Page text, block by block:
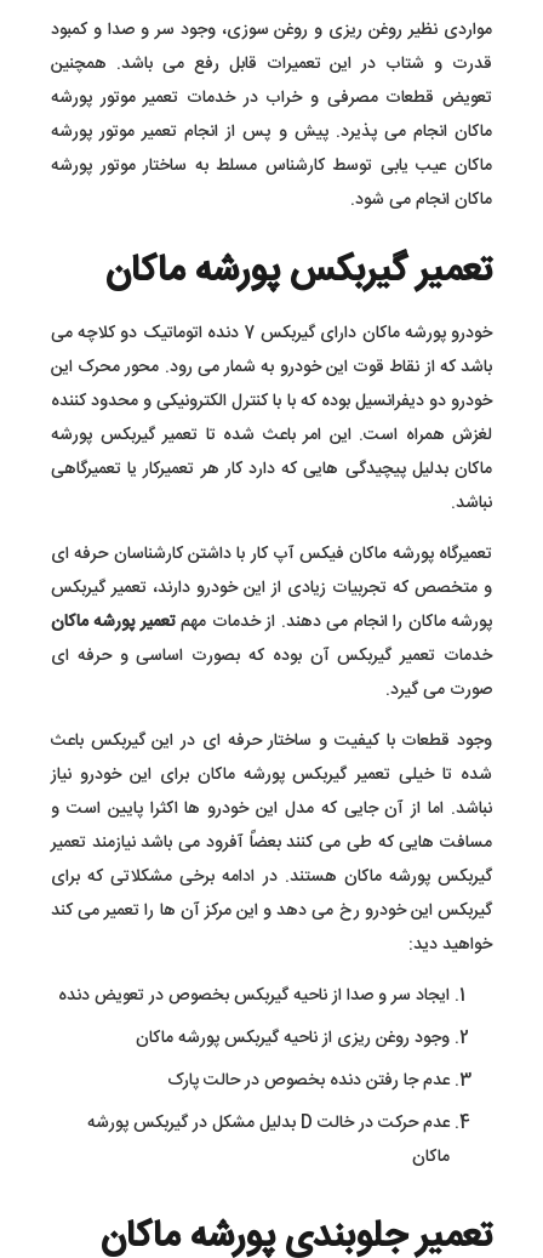
مواردی نظیر روغن ریزی و روغن سوزی، وجود سر و صدا و کمبود
قدرت و شتاب در این تعمیرات قابل رفع می باشد. همچنین
تعویض قطعات مصرفی و خراب در خدمات تعمیر موتور پورشه
ماکان انجام می پذیرد. پیش و پس از انجام تعمیر موتور پورشه
ماکان عیب یابی توسط کارشناس مسلط به ساختار موتور پورشه
ماکان انجام می شود.
تعمیر گیربکس پورشه ماکان
خودرو پورشه ماکان دارای گیربکس 7 دنده اتوماتیک دو کلاچه می
باشد که از نقاط قوت این خودرو به شمار می رود. محور محرک این
خودرو دو دیفرانسیل بوده که با با کنترل الکترونیکی و محدود کننده
لغزش همراه است. این امر باعث شده تا تعمیر گیربکس پورشه
ماکان بدلیل پیچیدگی هایی که دارد کار هر تعمیرکار یا تعمیرگاهی
نباشد.
تعمیرگاه پورشه ماکان فیکس آپ کار با داشتن کارشناسان حرفه ای
و متخصص که تجربیات زیادی از این خودرو دارند، تعمیر گیربکس
پورشه ماکان را انجام می دهند. از خدمات مهمتعمیر پورشه ماکان
خدمات تعمیر گیربکس آن بوده که بصورت اساسی و حرفه ای
صورت می گیرد.
وجود قطعات با کیفیت و ساختار حرفه ای در این گیربکس باعث
شده تا خیلی تعمیر گیربکس پورشه ماکان برای این خودرو نیاز
نباشد. اما از آن جایی که مدل این خودرو ها اکثرا پایین است و
مسافت هایی که طی می کنند بعضاً آفرود می باشد نیازمند تعمیر
گیربکس پورشه ماکان هستند. در ادامه برخی مشکلاتی که برای
گیربکس این خودرو رخ می دهد و این مرکز آن ها را تعمیر می کند
خواهید دید:
ایجاد سر و صدا از ناحیه گیربکس بخصوص در تعویض دنده
وجود روغن ریزی از ناحیه گیربکس پورشه ماکان
عدم جا رفتن دنده بخصوص در حالت پارک
عدم حرکت در خالت D بدلیل مشکل در گیربکس پورشه
ماکان
تعمیر جلوبندی پورشه ماکان